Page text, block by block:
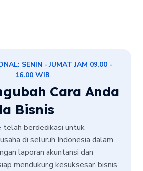
SENIN - JUMAT JAM 09.00 -
16.00 WIB
Cara Anda
Bisnis
telah berdedikasi untuk
di seluruh Indonesia dalam
laporan akuntansi dan
mendukung kesuksesan bisnis